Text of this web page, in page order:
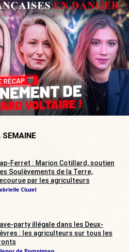
SEMAINE
Ferret : Marion Cotillard, soutien
Soulèvements de la Terre,
par les agriculteurs
Cluzel
party illégale dans les Deux-
: les agriculteurs sur tous les